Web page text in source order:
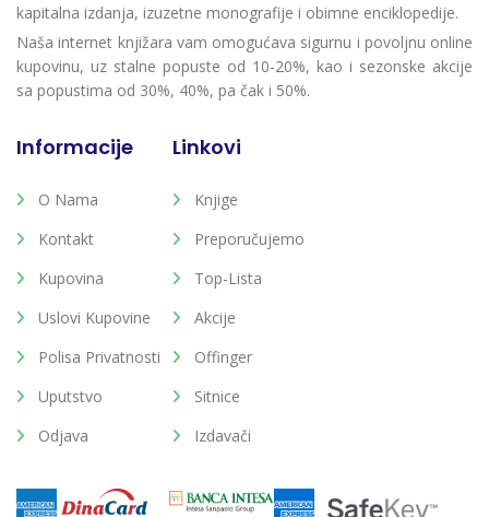
kapitalna izdanja, izuzetne monografije i obimne enciklopedije.
Naša internet knjižara vam omogućava sigurnu i povoljnu online
kupovinu, uz stalne popuste od 10-20%, kao i sezonske akcije
sa popustima od 30%, 40%, pa čak i 50%.
Informacije
O Nama
Kontakt
Kupovina
Uslovi Kupovine
Polisa Privatnosti
Uputstvo
Odjava
Linkovi
Knjige
Preporučujemo
Top-Lista
Akcije
Offinger
Sitnice
Izdavači